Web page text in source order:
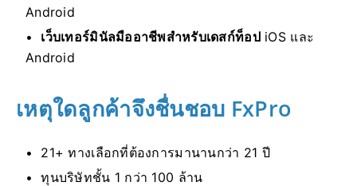
Android
เว็บเทอร์มินัลมืออาชีพสำหรับเดสก์ท็อปiOS และ
Android
เหตุใดลูกค้าจึงชื่นชอบ FxPro
21+ ทางเลือกที่ต้องการมานานกว่า 21 ปี
ทุนบริษัทชั้น 1 กว่า 100 ล้าน